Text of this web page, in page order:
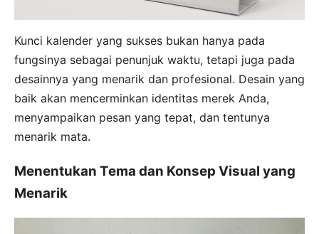
Kunci kalender yang sukses bukan hanya pada
fungsinya sebagai penunjuk waktu, tetapi juga pada
desainnya yang menarik dan profesional. Desain yang
baik akan mencerminkan identitas merek Anda,
menyampaikan pesan yang tepat, dan tentunya
menarik mata.
Menentukan Tema dan Konsep Visual yang
Menarik